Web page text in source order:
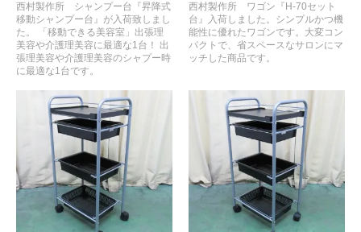
西村製作所 シャンプー台『昇降式
移動シャンプー台』が入荷致しまし
た。 「移動できる美容室」出張理
美容や介護理美容に最適な1台！ 出
張理美容や介護理美容のシャプー時
に最適な1台です。
西村製作所 ワゴン『H-70セット
台』入荷しました。シンプルかつ機
能性に優れたワゴンです。大変コン
パクトで、省スペースなサロンにマ
ッチした商品です。